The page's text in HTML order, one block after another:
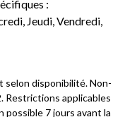
:
Jeudi, Vendredi,
selon disponibilité. Non-
Restrictions applicables
7 jours avant la